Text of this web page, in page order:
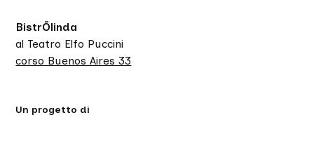
BistrŌlinda
al Teatro Elfo Puccini
corso Buenos Aires 33
Un progetto di